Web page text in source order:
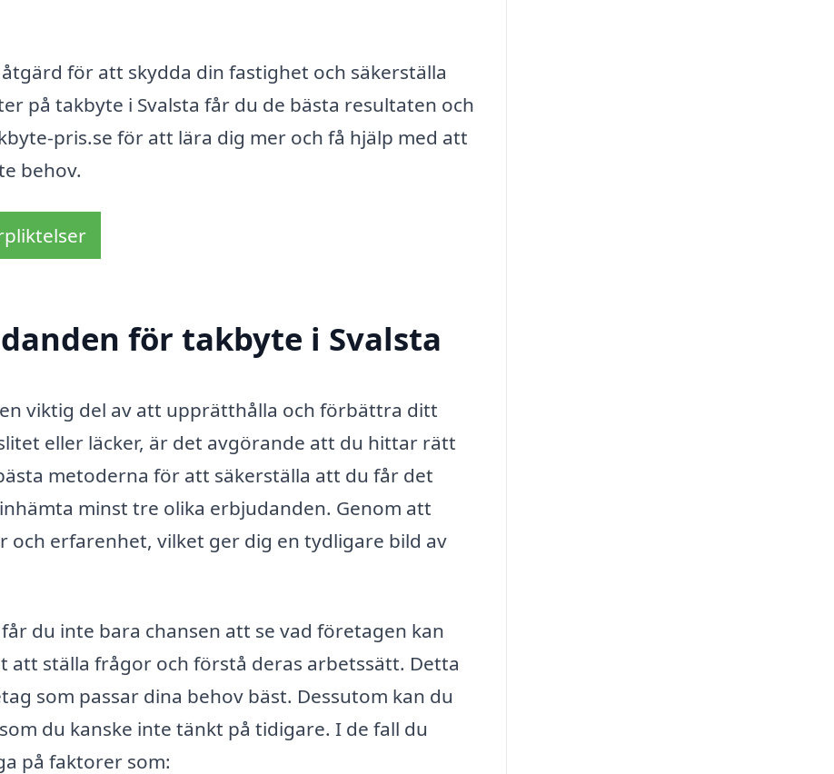
för att skydda din fastighet och säkerställa
på takbyte i Svalsta får du de bästa resultaten och
pris.se för att lära dig mer och få hjälp med att
behov.
för takbyte i Svalsta
viktig del av att upprätthålla och förbättra ditt
eller läcker, är det avgörande att du hittar rätt
metoderna för att säkerställa att du får det
minst tre olika erbjudanden. Genom att
och erfarenhet, vilket ger dig en tydligare bild av
du inte bara chansen att se vad företagen kan
att ställa frågor och förstå deras arbetssätt. Detta
som passar dina behov bäst. Dessutom kan du
du kanske inte tänkt på tidigare. I de fall du
på faktorer som: